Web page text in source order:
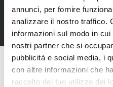
annunci, per fornire
analizzare il nostro traffico.
informazioni sul modo in
nostri partner che si
pubblicità e social media, i
con altre informazioni che
raccolto dal tuo utilizzo dei
VETRO SCURO